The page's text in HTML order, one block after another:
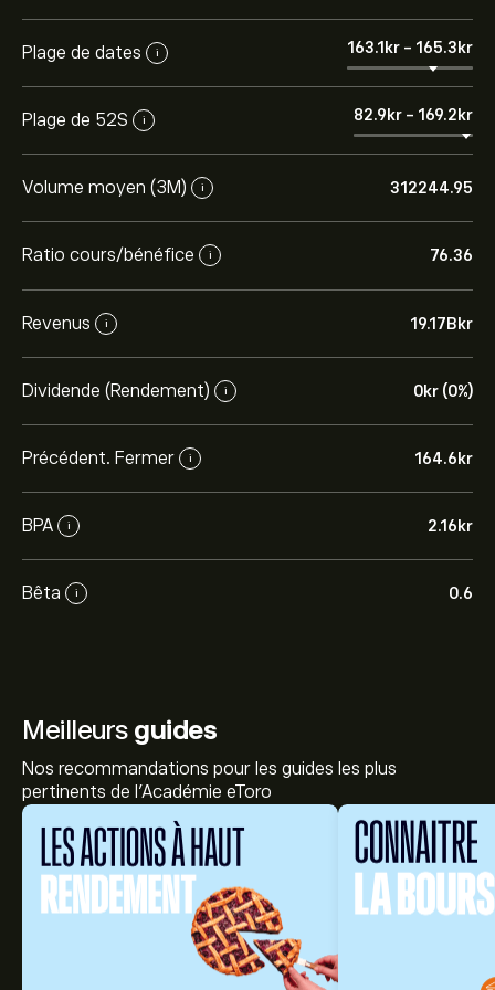
Plage de dates i 163.1‎kr‎ - 165.3‎kr‎
Plage de 52S i 82.9‎kr‎ - 169.2‎kr‎
Volume moyen (3M) i 312244.95
Ratio cours/bénéfice i 76.36
Revenus i 19.17B‎kr‎
Dividende (Rendement) i 0‎kr‎ (0%)
Précédent. Fermer i 164.6‎kr‎
BPA i 2.16‎kr‎
Bêta i 0.6
Meilleurs guides
Nos recommandations pour les guides les plus
pertinents de l'Académie eToro